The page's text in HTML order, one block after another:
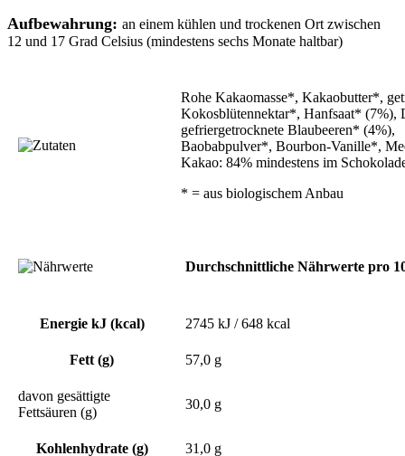
Aufbewahrung: an einem kühlen und trockenen Ort zwischen
12 und 17 Grad Celsius (mindestens sechs Monate haltbar)
Rohe Kakaomasse*, Kakaobutter*,
Kokosblütennektar*, Hanfsaat* (7%),
gefriergetrocknete Blaubeeren* (4%),
Baobabpulver*, Bourbon-Vanille*,
Kakao: 84% mindestens im
* = aus biologischem Anbau
Durchschnittliche Nährwerte pro
Energie kJ (kcal) 2745 kJ / 648 kcal
Fett (g) 57,0 g
davon gesättigte
Fettsäuren (g)
30,0 g
Kohlenhydrate (g) 31,0 g